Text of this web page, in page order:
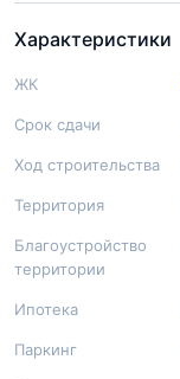
Характеристики
ЖК
Срок сдачи
Ход строительства
Территория
Благоустройство
территории
Ипотека
Паркинг